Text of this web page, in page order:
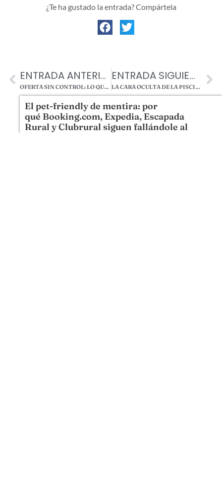
¿Te ha gustado la entrada? Compártela
ENTRADA ANTERIOR
OFERTA SIN CONTROL: LO QUE EL MAPA DICE Y LO QUE DICEN LOS POLÍTICOS NO CUADRA
ENTRADA SIGUIENTE
LA CARA OCULTA DE LA PISCINA DE MAS TORRENCITO
El pet-friendly de mentira: por
qué Booking.com, Expedia, Escapada
Rural y Clubrural siguen fallándole al